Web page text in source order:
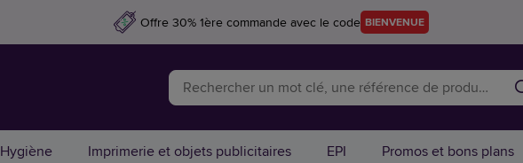
Offre 30% 1ère commande avec le code BIENVENUE
Hygiène Imprimerie et objets publicitaires EPI Promos et bons plans